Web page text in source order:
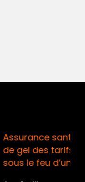
/ La mesure
enfin
QPC !